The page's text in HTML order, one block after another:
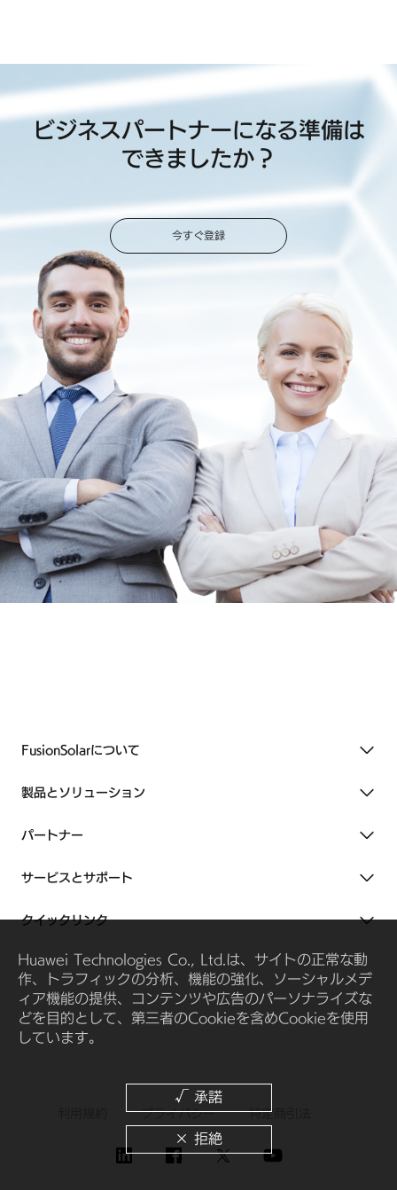
ビジネスパートナーになる準備は
できましたか？
今すぐ登録
FusionSolarについて
製品とソリューション
パートナー
サービスとサポート
クイックリンク
プライバシー 特定商引法
Huawei Technologies Co., Ltd.は、サイトの正常な動
作、トラフィックの分析、機能の強化、ソーシャルメデ
ィア機能の提供、コンテンツや広告のパーソナライズな
どを目的として、第三者のCookieを含めCookieを使用
しています。